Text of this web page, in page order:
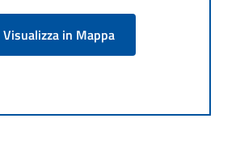
Visualizza in Mappa